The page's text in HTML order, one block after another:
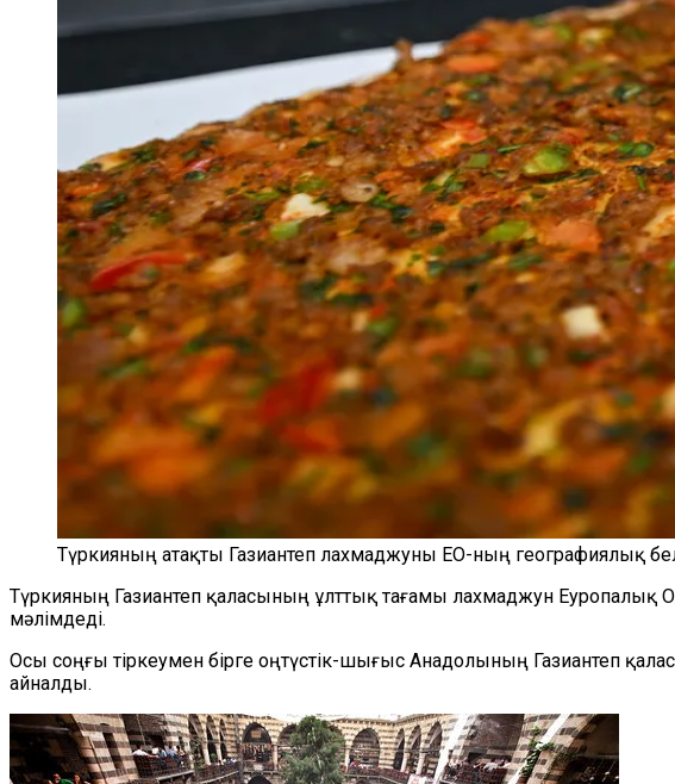
Түркияның атақты Газиантеп лахмаджуны ЕО-ның географиялық
Түркияның Газиантеп қаласының ұлттық тағамы лахмаджун Еуропалық
мәлімдеді.
Осы соңғы тіркеумен бірге оңтүстік-шығыс Анадолының Газиантеп
айналды.